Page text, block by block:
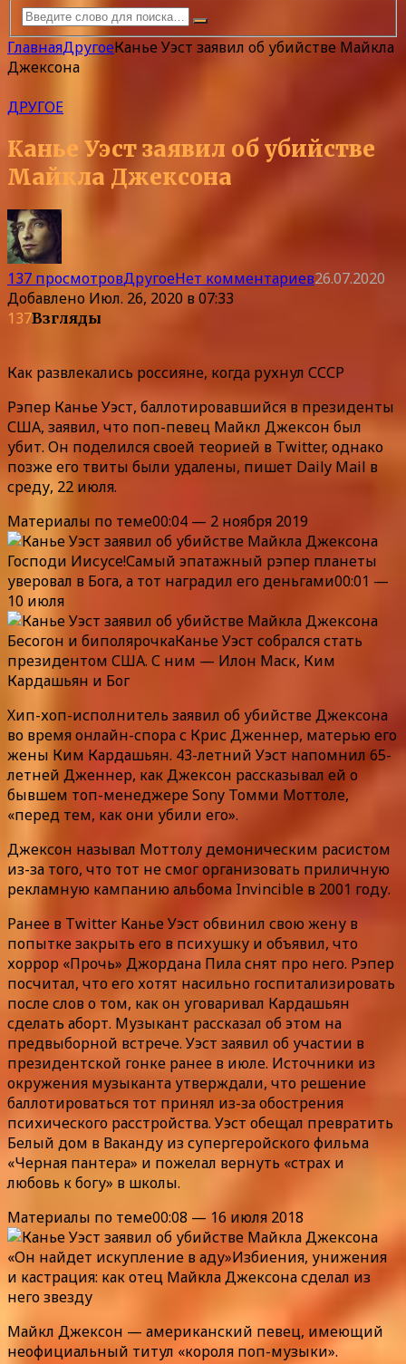
ГлавнаяДругоеКанье Уэст заявил об убийстве Майкла
Джексона
ДРУГОЕ
Канье Уэст заявил об убийстве
Майкла Джексона
137 просмотровДругоеНет комментариев26.07.2020
Добавлено Июл. 26, 2020 в 07:33
137Взгляды
Как развлекались россияне, когда рухнул СССР
Рэпер Канье Уэст, баллотировавшийся в президенты
США, заявил, что поп-певец Майкл Джексон был
убит. Он поделился своей теорией в Twitter, однако
позже его твиты были удалены, пишет Daily Mail в
среду, 22 июля.
Материалы по теме00:04 — 2 ноября 2019
Господи Иисусе!Самый эпатажный рэпер планеты
уверовал в Бога, а тот наградил его деньгами00:01 —
10 июля
Бесогон и биполярочкаКанье Уэст собрался стать
президентом США. С ним — Илон Маск, Ким
Кардашьян и Бог
Хип-хоп-исполнитель заявил об убийстве Джексона
во время онлайн-спора с Крис Дженнер, матерью его
жены Ким Кардашьян. 43-летний Уэст напомнил 65-
летней Дженнер, как Джексон рассказывал ей о
бывшем топ-менеджере Sony Томми Моттоле,
«перед тем, как они убили его».
Джексон называл Моттолу демоническим расистом
из-за того, что тот не смог организовать приличную
рекламную кампанию альбома Invincible в 2001 году.
Ранее в Twitter Канье Уэст обвинил свою жену в
попытке закрыть его в психушку и объявил, что
хоррор «Прочь» Джордана Пила снят про него. Рэпер
посчитал, что его хотят насильно госпитализировать
после слов о том, как он уговаривал Кардашьян
сделать аборт. Музыкант рассказал об этом на
предвыборной встрече. Уэст заявил об участии в
президентской гонке ранее в июле. Источники из
окружения музыканта утверждали, что решение
баллотироваться тот принял из-за обострения
психического расстройства. Уэст обещал превратить
Белый дом в Ваканду из супергеройского фильма
«Черная пантера» и пожелал вернуть «страх и
любовь к богу» в школы.
Материалы по теме00:08 — 16 июля 2018
«Он найдет искупление в аду»Избиения, унижения
и кастрация: как отец Майкла Джексона сделал из
него звезду
Майкл Джексон — американский певец, имеющий
неофициальный титул «короля поп-музыки».